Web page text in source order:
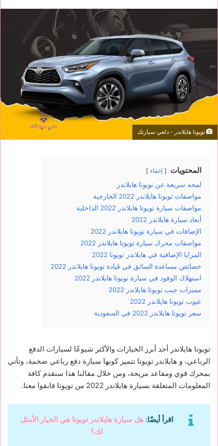
تويوتا هايلاندر - دلعي سيارتك
المحتويات إخفاء
لمحة سريعة عن تويوتا هايلاندر
مواصفات تويوتا هايلاندر 2022 الخارجية
مواصفات سيارة تويوتا هايلاندر 2022 الداخلية
أبعاد سيارة هايلاندر 2022
الإضافات في سيارة تويوتا هايلاندر 2022
مواصفات محرك سيارة تويوتا هايلاندر 2022
المزايا الإضافية في هايلاندر تويوتا 2022
خصائص مساعدة السائق في قيادة تويوتا هايلاندر 2022
استهلاك الوقود في سيارة تويوتا هايلاندر 2022
مميزات جيب تويوتا هايلاندر 2022
عيوب تويوتا هايلاندر 2022
سعر تويوتا هايلاندر 2022 في السعودية
تويوتا هايلاندر أحد أبرز الخيارات والأكثر شيوعًا لسيارات الدفع
الرباعي، و هايلاندر تويوتا تتميز كونها سيارة دفع رباعي ضخمة، وتأتي
بمحرك قوي ومقاعد مريحة، ومن خلال مقالنا هذا سنقدم كافة
المعلومات المتعلقة بسيارة هايلاندر 2022 من تويوتا فابقوا معنا.
اقرأ أيضًا: هل سيارة هايلاندر تويوتا هي الخيار الأمثل
لك؟